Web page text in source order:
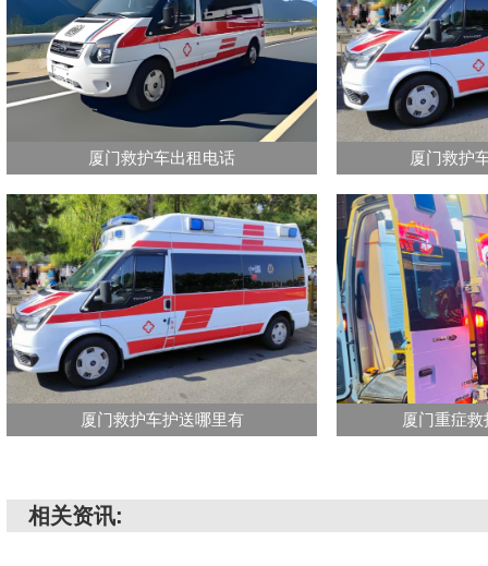
厦门救护车出租电话 厦门救护
厦门救护车护送哪里有 厦门重症
相关资讯: